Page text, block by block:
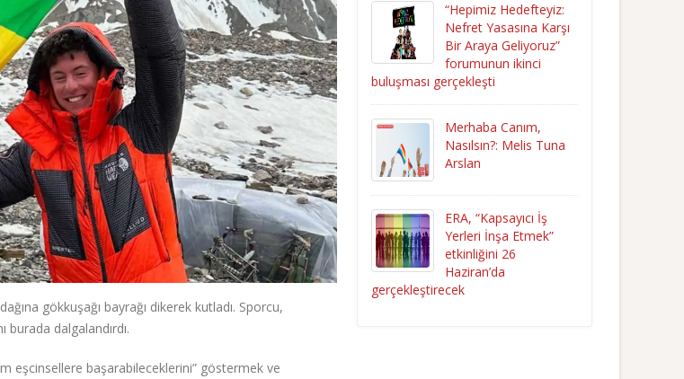
gökkuşağı bayrağı dikerek kutladı. Sporcu,
burada dalgalandırdı.
eşcinsellere başarabileceklerini” göstermek ve
“Hepimiz Hedefteyiz:
Nefret Yasasına Karşı
Bir Araya Geliyoruz”
forumunun ikinci
buluşması gerçekleşti
Merhaba Canım,
Nasılsın?: Melis Tuna
Arslan
ERA, “Kapsayıcı İş
Yerleri İnşa Etmek”
etkinliğini 26
Haziran’da
gerçekleştirecek